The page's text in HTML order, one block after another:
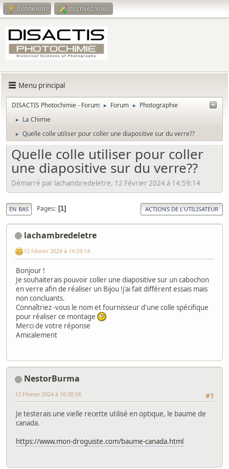
Connexion Inscrivez-vous
Menu principal
DISACTIS Photochimie - Forum ► Forum ► Photographie
► La Chimie
► Quelle colle utiliser pour coller une diapositive sur du verre??
Quelle colle utiliser pour coller
une diapositive sur du verre??
Démarré par lachambredeletre, 12 Février 2024 à 14:59:14
EN BAS Pages 1 ACTIONS DE L'UTILISATEUR
lachambredeletre
12 Février 2024 à 14:59:14
Bonjour !
Je souhaiterais pouvoir coller une diapositive sur un cabochon
en verre afin de réaliser un Bijou !j'ai fait différent essais mais
non concluants.
Connaîtriez -vous le nom et fournisseur d'une colle spécifique
pour réaliser ce montage
Merci de votre réponse
Amicalement
NestorBurma
#1
12 Février 2024 à 16:30:56
Je testerais une vielle recette utilisé en optique, le baume de
canada.
https://www.mon-droguiste.com/baume-canada.html